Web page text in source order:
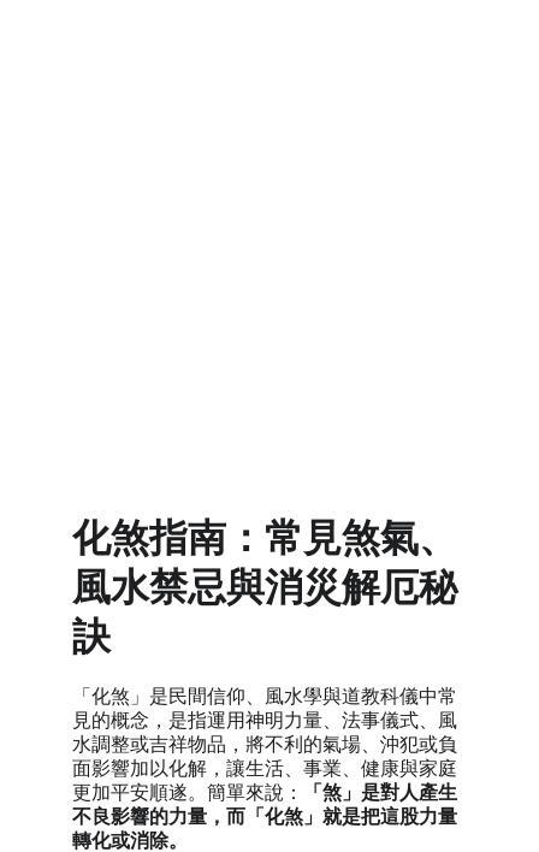
化煞指南：常見煞氣、
風水禁忌與消災解厄秘
訣
「化煞」是民間信仰、風水學與道教科儀中常
見的概念，是指運用神明力量、法事儀式、風
水調整或吉祥物品，將不利的氣場、沖犯或負
面影響加以化解，讓生活、事業、健康與家庭
更加平安順遂。簡單來說：
「煞」是對人產生
不良影響的力量，而「化煞」就是把這股力量
轉化或消除。